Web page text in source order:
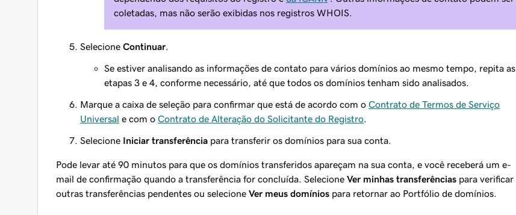
coletadas, mas não serão exibidas nos registros WHOIS.
Selecione Continuar
Se estiver analisando as informações de contato para vários domínios ao mesmo tempo, repita as
etapas 3 e 4, conforme necessário, até que todos os domínios tenham sido analisados.
Marque a caixa de seleção para confirmar que está de acordo com o Contrato de Termos de Serviço
Universal e com o Contrato de Alteração do Solicitante do Registro
Selecione Iniciar transferência para transferir os domínios para sua conta.
Pode levar até 90 minutos para que os domínios transferidos apareçam na sua conta, e você receberá um e-
mail de confirmação quando a transferência for concluída. Selecione Ver minhas transferências para verificar
outras transferências pendentes ou selecione Ver meus domínios para retornar ao Portfólio de domínios.